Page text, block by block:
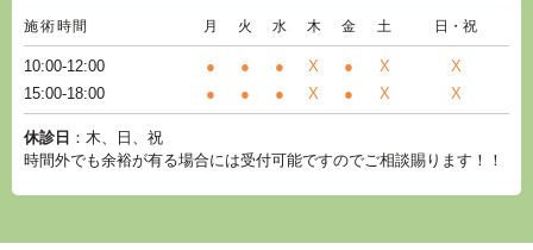
施術時間 月 火 水 木 金 土 日・祝
10:00-12:00 ● ● ● X ● X
X
15:00-18:00
● ● ● X ● X X
休診日 ：木、日、祝
時間外でも余裕が有る場合には受付可能ですのでご相談賜ります！！